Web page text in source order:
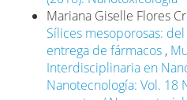
Mariana Giselle Flores
Sílices mesoporosas:
entrega de fármacos ,
Interdisciplinaria en
Nanotecnología: Vol. 18